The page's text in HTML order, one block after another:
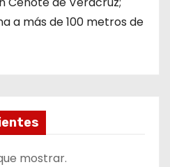
a más de 100 metros de
mostrar.